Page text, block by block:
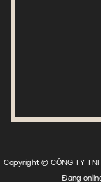
Copyright © CÔNG TY
Đang